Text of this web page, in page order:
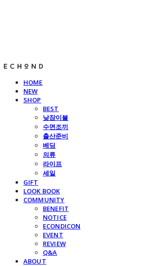
HOME
NEW
SHOP
BEST
낮잠이불
수면조끼
출산준비
베딩
의류
라이프
세일
GIFT
LOOK BOOK
COMMUNITY
BENEFIT
NOTICE
ECONDICON
EVENT
REVIEW
Q&A
ABOUT